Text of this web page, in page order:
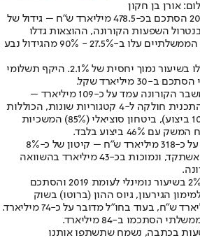
אורן בן חקון
סך הוצאות הממשלה ב-2020 הסתכם בכ-478.5 מיליארד ש"ח – גידול של
ל-20% לעומת 2019. בנטרול השפעות הקורונה, ההוצאות גדלו
ב-2.5%. הוצאות המשרדים הממשלתיים עלו ב-27.5% - 90% מהגידול נבע
הוצאות מערכת הביטחון עלו בשיעור נמוך יחסית של 2.1%. היקף תשלומי
מיליארד שקל.
ביצוע התכנית הכלכלית למשבר הקורונה עמד על כ-109 מיליארד –
המשקף כ-80% מהתכנון. התכנית חולקה ל-4 קטגוריות שונות, הכוללות
מענה בריאותי ואזרחי (104% ביצוע), ביטחון סוציאלי (85%) המשכיות
עמד על כ-318 מיליארד ש"ח – קיטון של כ-8%
לעומת התקופה המקבילה אשתקד, ונמוכות בכ-43 מיליארד בהשוואה
סכום גביית המסים ירד ב-2% בשיעור נומינלי לעומת 2019 והסתכם
למימון הגירעון, גיוס ההון (ברוטו) בשוק
המקומי הסתכם ב-191 מיליארד ש"ח, בעוד בחו"ל מדובר על כ-74 מיליארד.
הסתכמו ב-84 מיליארד.
בכתבה, נשמח שתשתפו אותנו